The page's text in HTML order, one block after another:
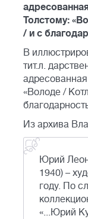
Толстому:
/ и с
В
тит.л.
«Володе /
Из архива
Юрий
1940) –
году. По
«...Юрий